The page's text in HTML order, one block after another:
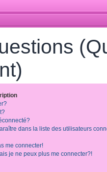
dans la liste des utilisateurs
me connecter!
je ne peux plus me connecter?!